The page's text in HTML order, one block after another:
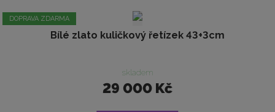
DOPRAVA ZDARMA
Bílé zlato kuličkový řetízek 43+3cm
skladem
29 000 Kč